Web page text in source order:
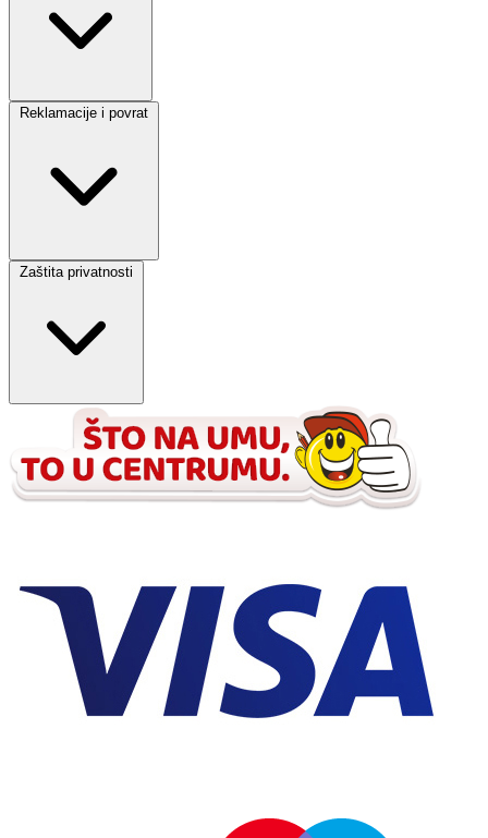
Reklamacije i povrat
Zaštita privatnosti